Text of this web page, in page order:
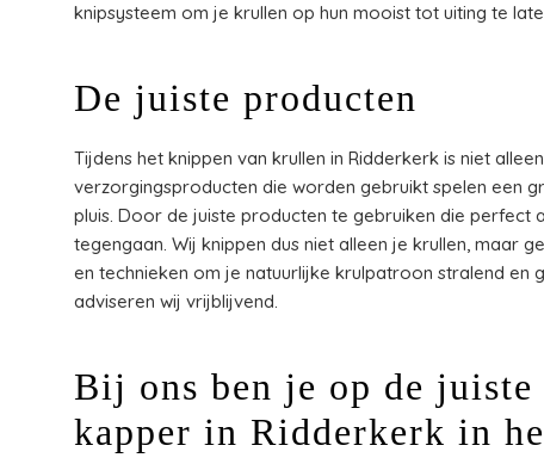
knipsysteem om je krullen op hun mooist tot uiting te
De juiste producten
Tijdens het knippen van krullen in Ridderkerk is niet
verzorgingsproducten die worden gebruikt spelen een
pluis. Door de juiste producten te gebruiken die perfect
tegengaan. Wij knippen dus niet alleen je krullen, maar
en technieken om je natuurlijke krulpatroon stralend en
adviseren wij vrijblijvend.
Bij ons ben je op de
kapper in Ridderkerk in